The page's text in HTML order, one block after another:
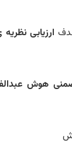
ارزیابی
هوش